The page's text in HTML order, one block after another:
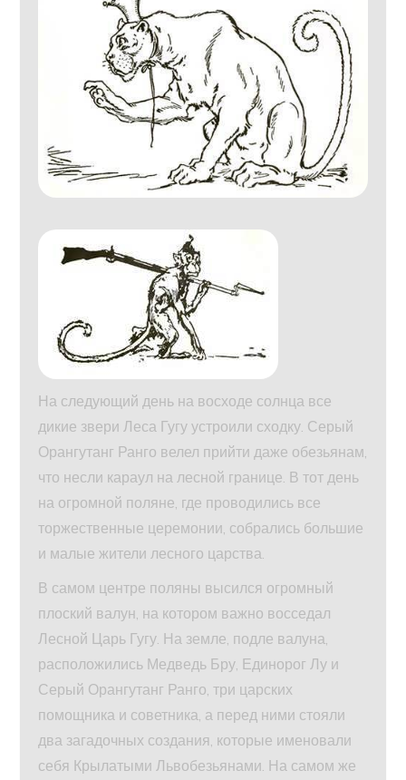
На следующий день на восходе солнца все
дикие звери Леса Гугу устроили сходку. Серый
Орангутанг Ранго велел прийти даже обезьянам,
что несли караул на лесной границе. В тот день
на огромной поляне, где проводились все
торжественные церемонии, собрались большие
и малые жители лесного царства.
В самом центре поляны высился огромный
плоский валун, на котором важно восседал
Лесной Царь Гугу. На земле, подле валуна,
расположились Медведь Бру, Единорог Лу и
Серый Орангутанг Ранго, три царских
помощника и советника, а перед ними стояли
два загадочных создания, которые именовали
себя Крылатыми Львобезьянами. На самом же